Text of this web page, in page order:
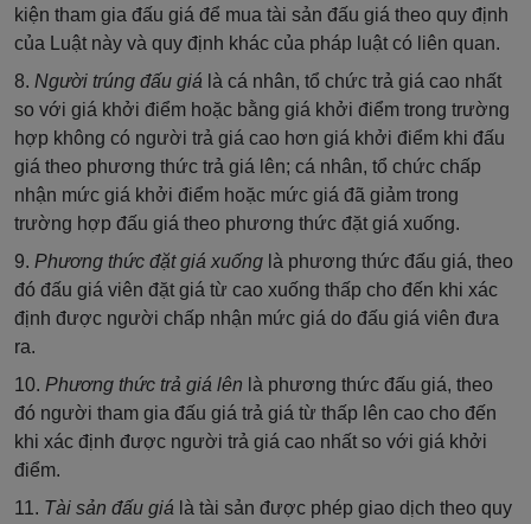
kiện tham gia đấu giá để mua tài sản đấu giá theo quy định
của Luật này và quy định khác của pháp luật có liên quan.
8. Người trúng đấu giá là cá nhân, tổ chức trả giá cao nhất
so với giá khởi điểm hoặc bằng giá khởi điểm trong trường
hợp không có người trả giá cao hơn giá khởi điểm khi đấu
giá theo phương thức trả giá lên; cá nhân, tổ chức chấp
nhận mức giá khởi điểm hoặc mức giá đã giảm trong
trường hợp đấu giá theo phương thức đặt giá xuống.
9. Phương thức đặt giá xuống là phương thức đấu giá, theo
đó đấu giá viên đặt giá từ cao xuống thấp cho đến khi xác
định được người chấp nhận mức giá do đấu giá viên đưa
ra.
10. Phương thức trả giá lên là phương thức đấu giá, theo
đó người tham gia đấu giá trả giá từ thấp lên cao cho đến
khi xác định được người trả giá cao nhất so với giá khởi
điểm.
11. Tài sản đấu giá là tài sản được phép giao dịch theo quy